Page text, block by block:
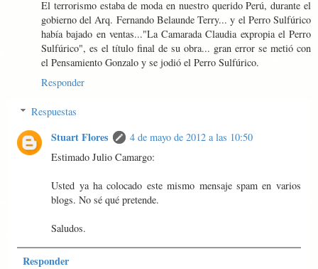
El terrorismo estaba de moda en nuestro querido Perú, durante el
gobierno del Arq. Fernando Belaunde Terry... y el Perro Sulfúrico
había bajado en ventas..."La Camarada Claudia expropia el Perro
Sulfúrico", es el título final de su obra... gran error se metió con
el Pensamiento Gonzalo y se jodió el Perro Sulfúrico.
Responder
Respuestas
Stuart Flores
4 de mayo de 2012 a las 10:50
Estimado Julio Camargo:
Usted ya ha colocado este mismo mensaje spam en varios
blogs. No sé qué pretende.
Saludos.
Responder